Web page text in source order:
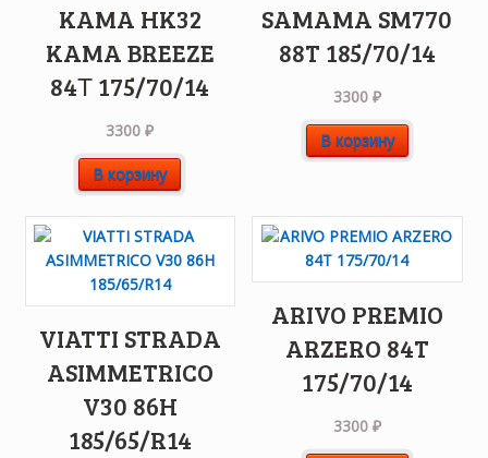
KAMA HK32
KAMA BREEZE
84Т 175/70/14
3300₽
В корзину
SAMAMA SM770
88T 185/70/14
3300 ₽
В корзину
VIATTI STRADA
ASIMMETRICO
V30 86H
185/65/R14
ARIVO PREMIO
ARZERO 84T
175/70/14
3300 ₽